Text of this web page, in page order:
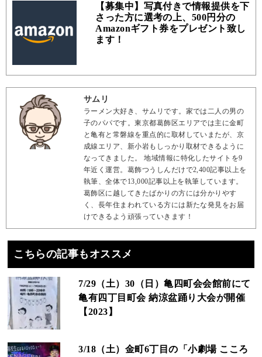
【募集中】写真付きで情報提供を下
さった方に選考の上、500円分の
Amazonギフト券をプレゼント致し
ます！
サムリ
ラーメン大好き、サムリです。家では二人の男の
子のパパです。東京都葛飾区エリアでは主に金町
と亀有と常磐線を重点的に取材していまたが、京
成線エリア、新小岩もしっかり取材できるように
なってきました。 地域情報に特化したサイトを9
年近く運営。葛飾つうしんだけで2,400記事以上を
執筆、全体で13,000記事以上を執筆しています。
葛飾区に越してきたばかりの方には分かりやす
く、長年住まわれている方には新たな発見をお届
けできるよう頑張っていきます！
こちらの記事もオススメ
7/29（土）30（日）亀四町会会館前にて
亀有四丁目町会 納涼盆踊り大会が開催
【2023】
3/18（土）金町6丁目の「小劇場 こころ